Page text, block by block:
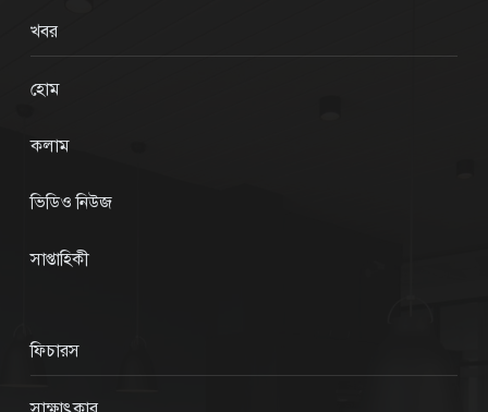
খবর
হোম
কলাম
ভিডিও নিউজ
সাপ্তাহিকী
ফিচারস